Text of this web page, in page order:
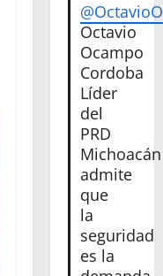
Octavio
Ocampo
Cordoba
Líder
del
PRD
Michoacán
admite
que
la
seguridad
es la